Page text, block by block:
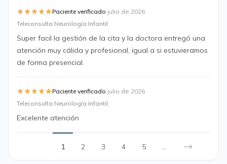
Paciente verificado·julio de 2026
Teleconsulta Neurología Infantil
Super facil la gestión de la cita y la doctora entregó una
atención muy cálida y profesional, igual a si estuvieramos
de forma presencial.
Paciente verificado·julio de 2026
Teleconsulta Neurología Infantil
Excelente atención
1 2 3 4 5 ...